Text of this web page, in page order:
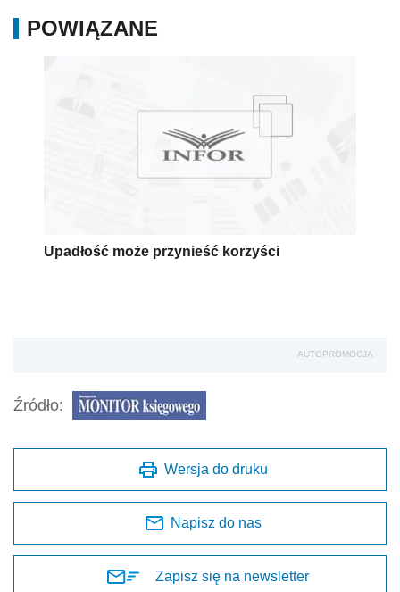
POWIĄZANE
Upadłość może przynieść korzyści
AUTOPROMOCJA
Źródło:
Wersja do druku
Napisz do nas
Zapisz się na newsletter